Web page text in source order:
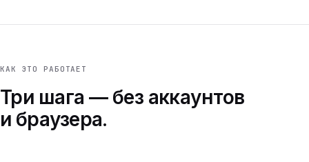
КАК ЭТО РАБОТАЕТ
Три шага — без аккаунтов
и браузера.